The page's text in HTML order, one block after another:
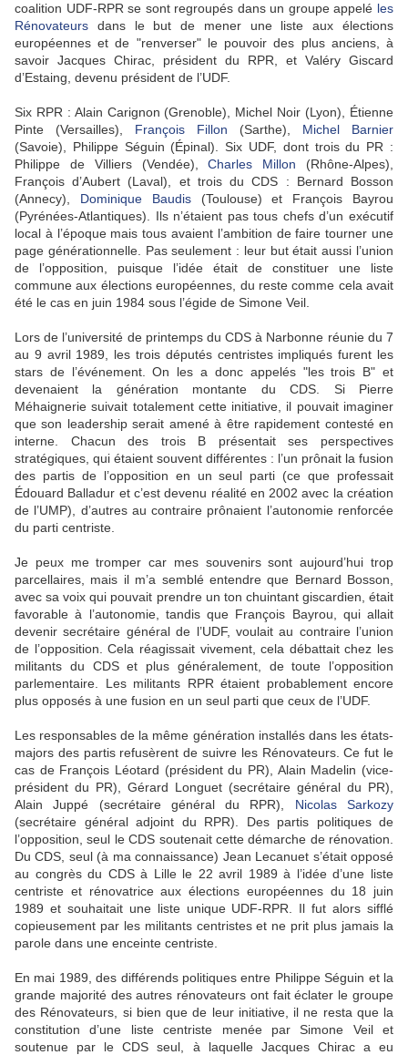
coalition UDF-RPR se sont regroupés dans un groupe appelé les
Rénovateurs dans le but de mener une liste aux élections
européennes et de "renverser" le pouvoir des plus anciens, à
savoir Jacques Chirac, président du RPR, et Valéry Giscard
d’Estaing, devenu président de l’UDF.
Six RPR : Alain Carignon (Grenoble), Michel Noir (Lyon), Étienne
Pinte (Versailles), François Fillon (Sarthe), Michel Barnier
(Savoie), Philippe Séguin (Épinal). Six UDF, dont trois du PR :
Philippe de Villiers (Vendée),Charles Millon (Rhône-Alpes),
François d’Aubert (Laval), et trois du CDS : Bernard Bosson
(Annecy), Dominique Baudis(Toulouse) et François Bayrou
(Pyrénées-Atlantiques). Ils n’étaient pas tous chefs d’un exécutif
local à l’époque mais tous avaient l’ambition de faire tourner une
page générationnelle. Pas seulement : leur but était aussi l’union
de l’opposition, puisque l’idée était de constituer une liste
commune aux élections européennes, du reste comme cela avait
été le cas en juin 1984 sous l’égide de Simone Veil.
Lors de l’université de printemps du CDS à Narbonne réunie du 7
au 9 avril 1989, les trois députés centristes impliqués furent les
stars de l’événement. On les a donc appelés "les trois B" et
devenaient la génération montante du CDS. Si Pierre
Méhaignerie suivait totalement cette initiative, il pouvait imaginer
que son leadership serait amené à être rapidement contesté en
interne. Chacun des trois B présentait ses perspectives
stratégiques, qui étaient souvent différentes : l’un prônait la fusion
des partis de l’opposition en un seul parti (ce que professait
Édouard Balladur et c’est devenu réalité en 2002 avec la création
de l’UMP), d’autres au contraire prônaient l’autonomie renforcée
du parti centriste.
Je peux me tromper car mes souvenirs sont aujourd’hui trop
parcellaires, mais il m’a semblé entendre que Bernard Bosson,
avec sa voix qui pouvait prendre un ton chuintant giscardien, était
favorable à l’autonomie, tandis que François Bayrou, qui allait
devenir secrétaire général de l’UDF, voulait au contraire l’union
de l’opposition. Cela réagissait vivement, cela débattait chez les
militants du CDS et plus généralement, de toute l’opposition
parlementaire. Les militants RPR étaient probablement encore
plus opposés à une fusion en un seul parti que ceux de l’UDF.
Les responsables de la même génération installés dans les états-
majors des partis refusèrent de suivre les Rénovateurs. Ce fut le
cas de François Léotard (président du PR), Alain Madelin (vice-
président du PR), Gérard Longuet (secrétaire général du PR),
Alain Juppé (secrétaire général du RPR), Nicolas Sarkozy
(secrétaire général adjoint du RPR). Des partis politiques de
l’opposition, seul le CDS soutenait cette démarche de rénovation.
Du CDS, seul (à ma connaissance) Jean Lecanuet s’était opposé
au congrès du CDS à Lille le 22 avril 1989 à l’idée d’une liste
centriste et rénovatrice aux élections européennes du 18 juin
1989 et souhaitait une liste unique UDF-RPR. Il fut alors sifflé
copieusement par les militants centristes et ne prit plus jamais la
parole dans une enceinte centriste.
En mai 1989, des différends politiques entre Philippe Séguin et la
grande majorité des autres rénovateurs ont fait éclater le groupe
des Rénovateurs, si bien que de leur initiative, il ne resta que la
constitution d’une liste centriste menée par Simone Veil et
soutenue par le CDS seul, à laquelle Jacques Chirac a eu